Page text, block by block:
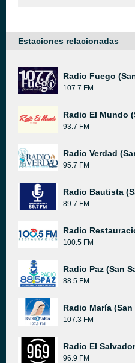
Estaciones relacionadas
Radio Fuego
107.7 FM
Radio El Mundo
93.7 FM
Radio Verdad
95.7 FM
Radio Bautista
89.7 FM
Radio
100.5 FM
Radio Paz (San
88.5 FM
Radio María
107.3 FM
Radio El Salvador
96.9 FM